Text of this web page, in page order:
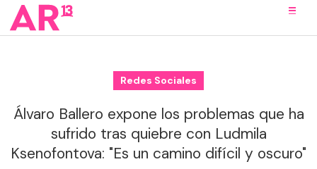
Redes Sociales
Álvaro Ballero expone los problemas que ha
sufrido tras quiebre con Ludmila
Ksenofontova: "Es un camino difícil y oscuro"